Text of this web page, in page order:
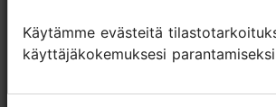
Lisätietoa
Kohokohdat
Lue lisää
Varaa nyt
Käytämme evästeitä
käyttäjäkokemuksesi
Käytämme evästeitä
käyttäjäkokemuksesi